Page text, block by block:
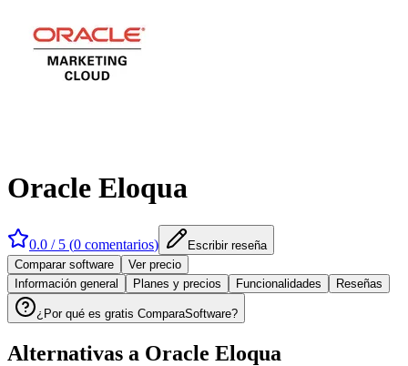
Oracle Eloqua
0.0 / 5 (0 comentarios)
Escribir reseña
Comparar software
Ver precio
Información general
Planes y precios Funcionalidades Reseñas
¿Por qué es gratis ComparaSoftware?
Alternativas a Oracle Eloqua